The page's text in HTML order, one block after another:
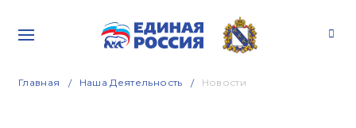
Главная Наша Деятельность Новости